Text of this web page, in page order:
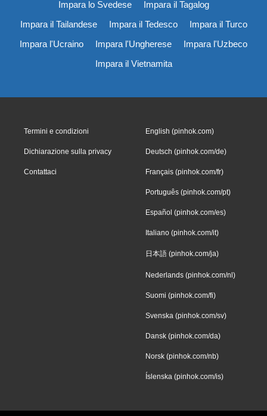
Impara lo Svedese
Impara il Tagalog
Impara il Tailandese
Impara il Tedesco
Impara il Turco
Impara l'Ucraino
Impara l'Ungherese
Impara l'Uzbeco
Impara il Vietnamita
Termini e condizioni
Dichiarazione sulla privacy
Contattaci
English (pinhok.com)
Deutsch (pinhok.com/de)
Français (pinhok.com/fr)
Português (pinhok.com/pt)
Español (pinhok.com/es)
Italiano (pinhok.com/it)
日本語 (pinhok.com/ja)
Nederlands (pinhok.com/nl)
Suomi (pinhok.com/fi)
Svenska (pinhok.com/sv)
Dansk (pinhok.com/da)
Norsk (pinhok.com/nb)
Íslenska (pinhok.com/is)